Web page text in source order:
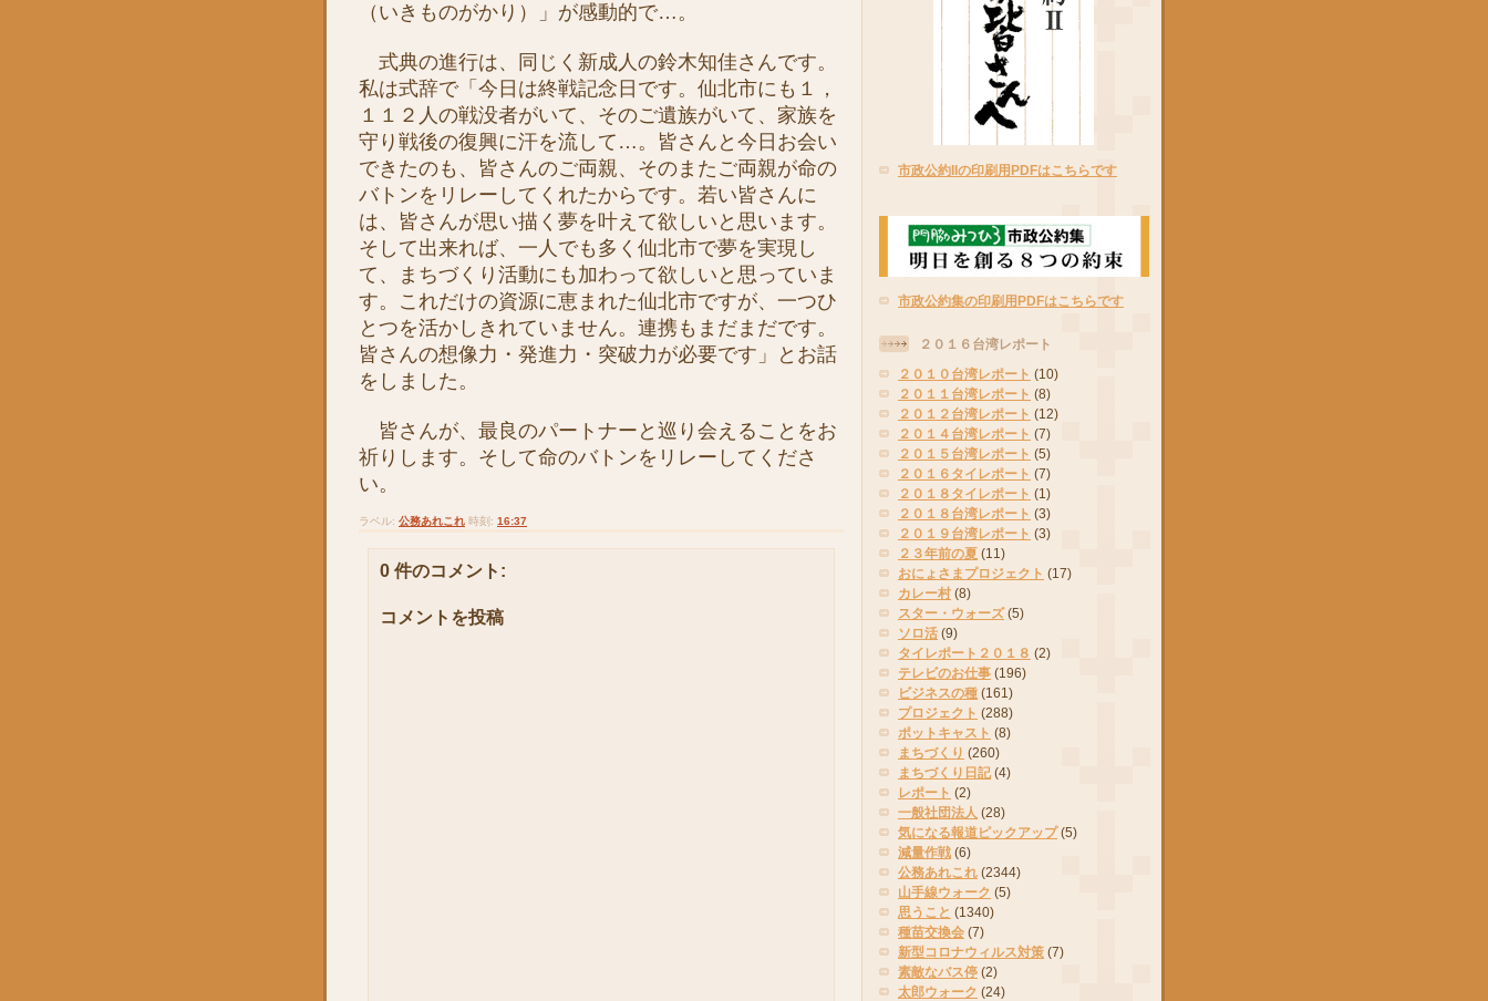
（いきものがかり）」が感動的で…。
式典の進行は、同じく新成人の鈴木知佳さんです。
私は式辞で「今日は終戦記念日です。仙北市にも１，
１１２人の戦没者がいて、そのご遺族がいて、家族を
守り戦後の復興に汗を流して…。皆さんと今日お会い
できたのも、皆さんのご両親、そのまたご両親が命の
バトンをリレーしてくれたからです。若い皆さんに
は、皆さんが思い描く夢を叶えて欲しいと思います。
そして出来れば、一人でも多く仙北市で夢を実現し
て、まちづくり活動にも加わって欲しいと思っていま
す。これだけの資源に恵まれた仙北市ですが、一つひ
とつを活かしきれていません。連携もまだまだです。
皆さんの想像力・発進力・突破力が必要です」とお話
をしました。
皆さんが、最良のパートナーと巡り会えることをお
祈りします。そして命のバトンをリレーしてくださ
い。
ラベル: 公務あれこれ 時刻: 16:37
0 件のコメント:
コメントを投稿
市政公約IIの印刷用PDFはこちらです
市政公約集の印刷用PDFはこちらです
２０１６台湾レポート
２０１０台湾レポート (10)
２０１１台湾レポート (8)
２０１２台湾レポート (12)
２０１４台湾レポート (7)
２０１５台湾レポート (5)
２０１６タイレポート (7)
２０１８タイレポート (1)
２０１８台湾レポート (3)
２０１９台湾レポート (3)
２３年前の夏 (11)
おにょさまプロジェクト (17)
カレー村 (8)
スター・ウォーズ (5)
ソロ活 (9)
タイレポート２０１８ (2)
テレビのお仕事 (196)
ビジネスの種 (161)
プロジェクト (288)
ポットキャスト (8)
まちづくり (260)
まちづくり日記 (4)
レポート (2)
一般社団法人 (28)
気になる報道ピックアップ (5)
減量作戦 (6)
公務あれこれ (2344)
山手線ウォーク (5)
思うこと (1340)
種苗交換会 (7)
新型コロナウィルス対策 (7)
素敵なバス停 (2)
太郎ウォーク (24)